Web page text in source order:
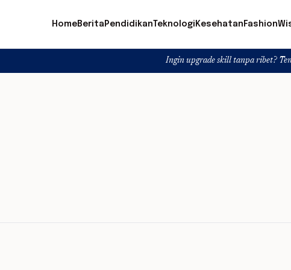
HomeBerita PendidikanTeknologi Kesehatan Fashion
Ingin upgrade skill tanpa ribet? Temukan